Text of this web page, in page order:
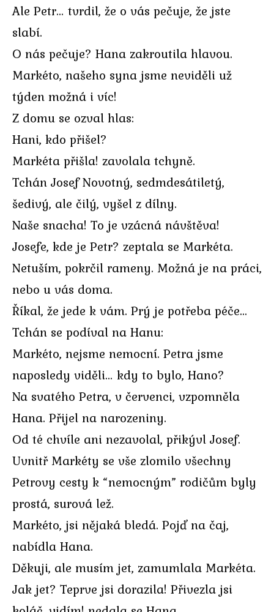
Ale Petr… tvrdil, že o vás pečuje, že jste
slabí.
O nás pečuje? Hana zakroutila hlavou.
Markéto, našeho syna jsme neviděli už
týden možná i víc!
Z domu se ozval hlas:
Hani, kdo přišel?
Markéta přišla! zavolala tchyně.
Tchán Josef Novotný, sedmdesátiletý,
šedivý, ale čilý, vyšel z dílny.
Naše snacha! To je vzácná návštěva!
Josefe, kde je Petr? zeptala se Markéta.
Netuším, pokrčil rameny. Možná je na práci,
nebo u vás doma.
Říkal, že jede k vám. Prý je potřeba péče…
Tchán se podíval na Hanu:
Markéto, nejsme nemocní. Petra jsme
naposledy viděli… kdy to bylo, Hano?
Na svatého Petra, v červenci, vzpomněla
Hana. Přijel na narozeniny.
Od té chvíle ani nezavolal, přikývl Josef.
Uvnitř Markéty se vše zlomilo všechny
Petrovy cesty k “nemocným” rodičům byly
prostá, surová lež.
Markéto, jsi nějaká bledá. Pojď na čaj,
nabídla Hana.
Děkuji, ale musím jet, zamumlala Markéta.
Jak jet? Teprve jsi dorazila! Přivezla jsi